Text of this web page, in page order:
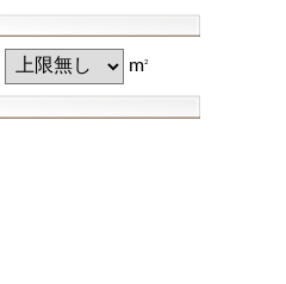
m2